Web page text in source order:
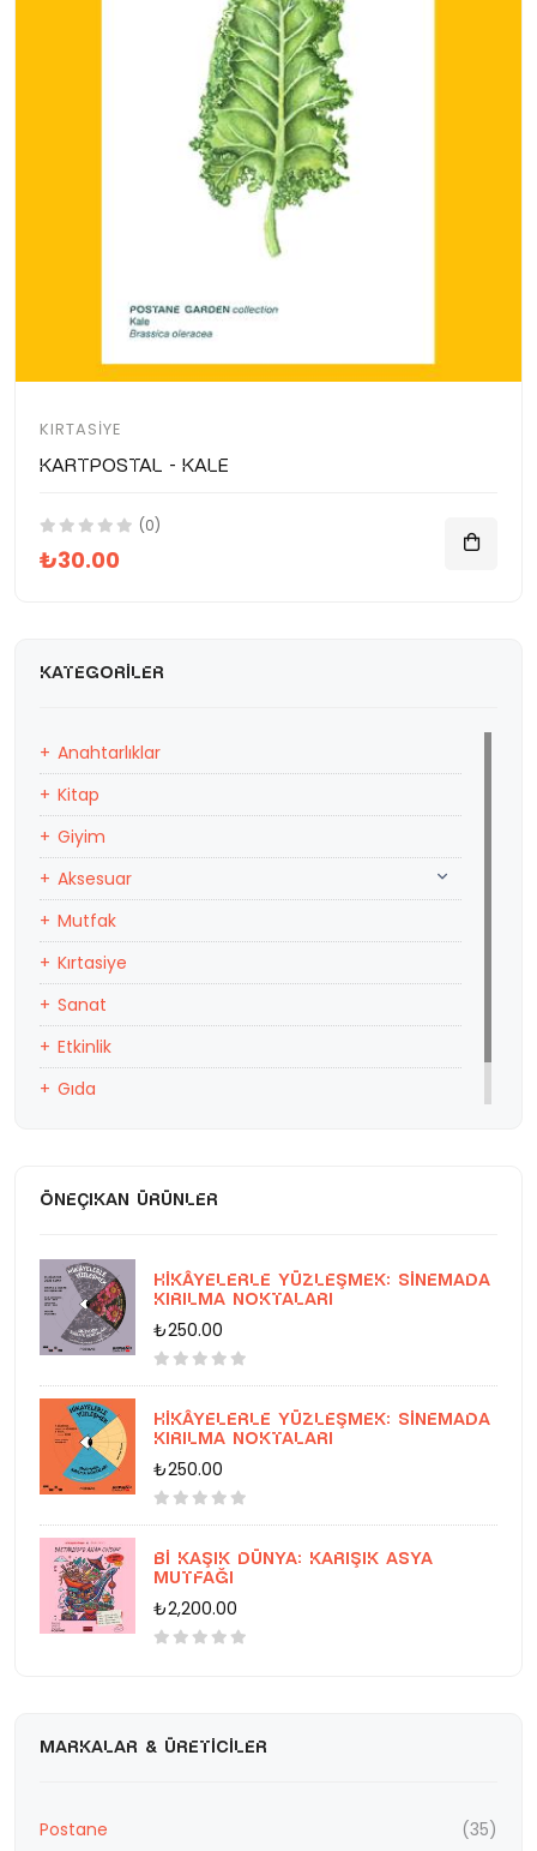
KIRTASIYE
Kartpostal - Kale
(0)
₺30.00
KATEGORILER
Anahtarlıklar
Kitap
Giyim
Aksesuar
Mutfak
Kırtasiye
Sanat
Etkinlik
Gıda
ÖNEÇIKAN ÜRÜNLER
Hikâyelerle Yüzleşmek: Sinemada
Kırılma Noktaları
₺250.00
Hikâyelerle Yüzleşmek: Sinemada
Kırılma Noktaları
₺250.00
Bi Kaşık Dünya: Karışık Asya
Mutfağı
₺2,200.00
MARKALAR & ÜRETICILER
Postane (35)